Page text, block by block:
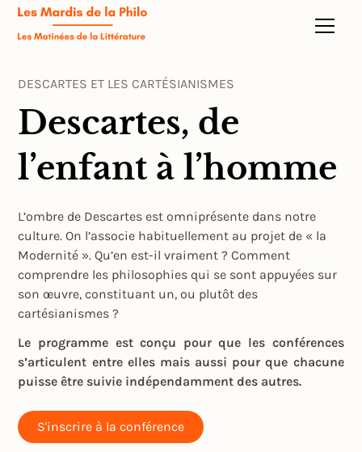
DESCARTES ET LES CARTÉSIANISMES
Descartes, de
l’enfant à l’homme
L’ombre de Descartes est omniprésente dans notre
culture. On l’associe habituellement au projet de « la
Modernité ». Qu’en est-il vraiment ? Comment
comprendre les philosophies qui se sont appuyées sur
son œuvre, constituant un, ou plutôt des
cartésianismes ?
Le programme est conçu pour que les conférences
s’articulent entre elles mais aussi pour que chacune
puisse être suivie indépendamment des autres.
S'inscrire à la conférence